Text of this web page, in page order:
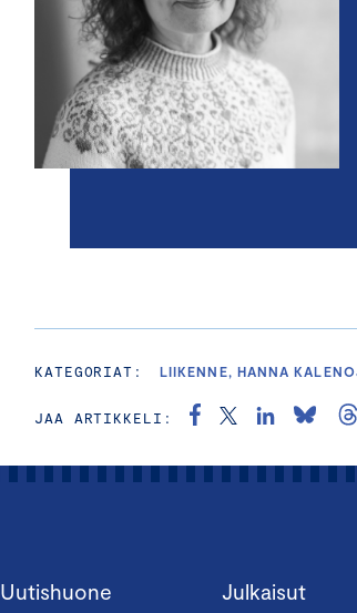
KATEGORIAT: LIIKENNE, HANNA
JAA ARTIKKELI:
Uutishuone Julkaisut